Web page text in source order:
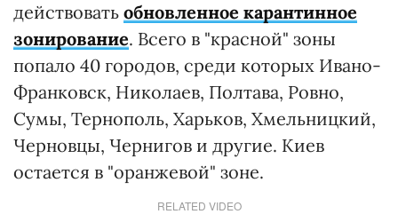
действовать обновленное карантинное
зонирование. Всего в "красной" зоны
попало 40 городов, среди которых Ивано-
Франковск, Николаев, Полтава, Ровно,
Сумы, Тернополь, Харьков, Хмельницкий,
Черновцы, Чернигов и другие. Киев
остается в "оранжевой" зоне.
RELATED VIDEO